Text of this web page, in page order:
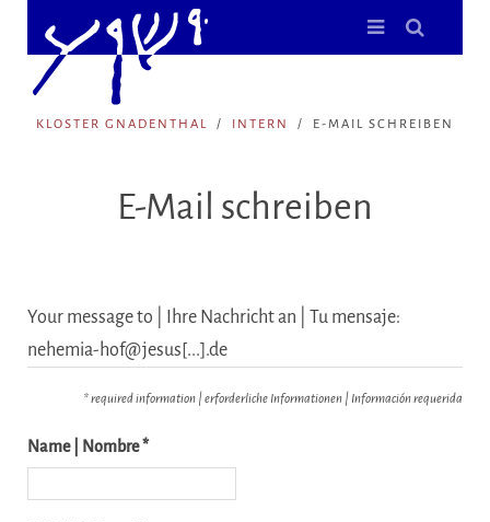
KLOSTER GNADENTHAL INTERN E-MAIL SCHREIBEN
E-Mail schreiben
Your message to | Ihre Nachricht an | Tu mensaje:
nehemia-hof@jesus[...].de
* required information | erforderliche Informationen | Información requerida
Name | Nombre *